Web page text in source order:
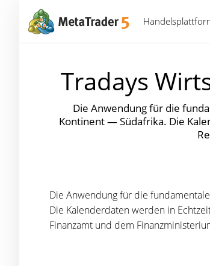
Tradays
Die Anwendung für die
Kontinent — Südafrika. Die
Die Anwendung für die
Die Kalenderdaten werden in
Finanzamt und dem